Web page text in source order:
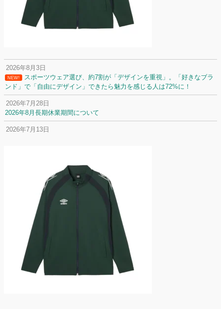
2026年8月3日
NEW!
スポーツウェア選び、約7割が「デザインを重視」。「好きなブラ
ンド」で「自由にデザイン」できたら魅力を感じる人は72%に！
2026年7月28日
2026年8月長期休業期間について
2026年7月13日
名前入りユニフォームで子どもの自信が「プラスになった」と感じた保
護者は約67%！「やや高いと感じたが納得して購入した」と価値を実感
する声も32.7%に！
2026年6月15日
応援ユニフォーム、約53％が「会場に一体感があってよい」と回答。チ
ームへの愛情が伝わる応援スタイルとは？